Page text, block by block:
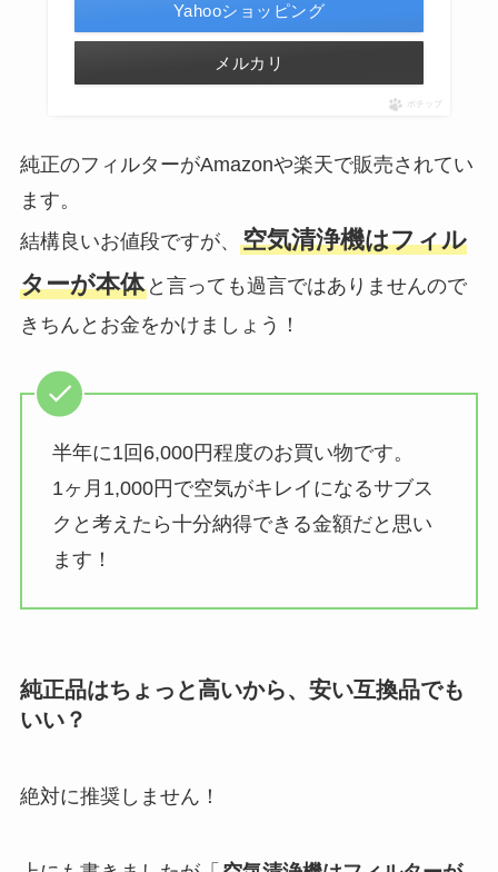
Yahooショッピング
メルカリ
ポチップ
純正のフィルターがAmazonや楽天で販売されてい
ます。
結構良いお値段ですが、 空気清浄機はフィル
ターが本体と言っても過言ではありませんので
きちんとお金をかけましょう！
半年に1回6,000円程度のお買い物です。
1ヶ月1,000円で空気がキレイになるサブス
クと考えたら十分納得できる金額だと思い
ます！
純正品はちょっと高いから、安い互換品でも
いい？
絶対に推奨しません！